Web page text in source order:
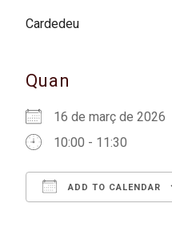
Quan
16 de març de 2026
10:00 - 11:30
ADD TO CALENDAR
Cardedeu